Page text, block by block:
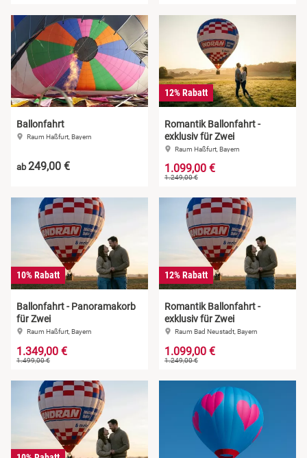
Ballonfahrt
Raum Haßfurt, Bayern
ab249,00 €
12% Rabatt
Romantik Ballonfahrt -
exklusiv für Zwei
Raum Haßfurt, Bayern
1.099,00 €
1.249,00 €
10% Rabatt
Ballonfahrt - Panoramakorb
für Zwei
Raum Haßfurt, Bayern
1.349,00 €
1.499,00 €
12% Rabatt
Romantik Ballonfahrt -
exklusiv für Zwei
Raum Bad Neustadt, Bayern
1.099,00 €
1.249,00 €